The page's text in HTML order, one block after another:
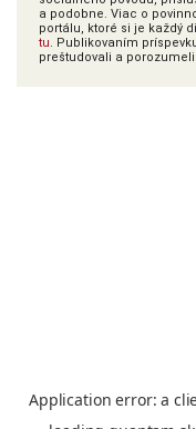
a podobne. Viac o
portálu, ktoré si je každý
tu. Publikovaním
preštudovali a